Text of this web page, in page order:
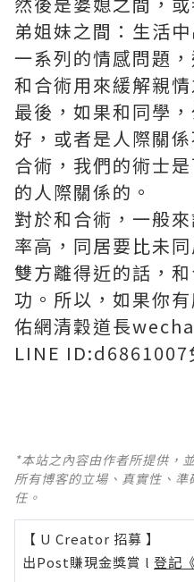
弟姐妹之間：生活
一系列的情感問題
和合術用來緩解親情
最後，如果和同學
好，或者是人際關
合術，我們的術士
的人際關係的。
對於和合術，一般
率高，同居要比未
雙方離得近的話，
功。所以，如果你
佑網清穀道長
LINE ID:d6861007
*本站之內容由作者所提供，
所有博客的立場、真實性、
任。
【 U Creator 招募 】
出Post賺現金獎賞 l 登記